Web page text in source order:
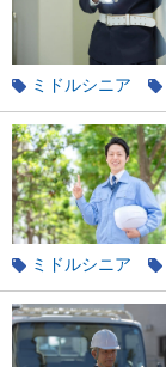
ミドルシニア
未経験
警備
ミドルシニア
ビルメンテナンス